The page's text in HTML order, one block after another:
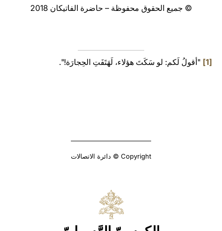
© جميع الحقوق محفوظة – حاضرة الفاتيكان 2018
[1] "أقولُ لَكم: لو سَكَتَ هؤلاء، لَهَتَفَتِ الحِجارَة!".
Copyright © دائرة الاتصالات